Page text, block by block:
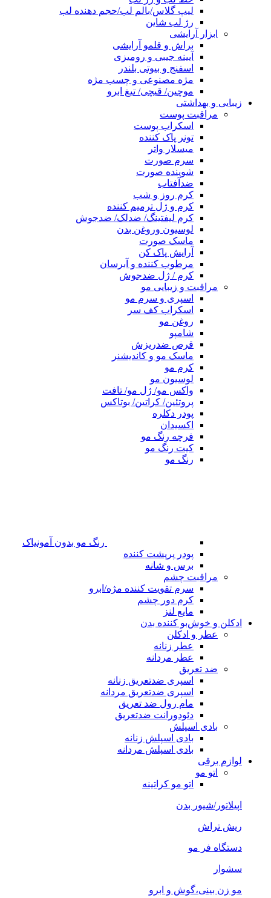
لیپ گلاس/بالم لب/حجم دهنده لب
رژ لب شاین
ابزار آرایشی
براش و قلمو آرایشی
آیینه جیبی و رومیزی
اسفنج و بیوتی بلندر
مژه مصنوعی و چسب مژه
موچین/ قیچی/ تیغ ابرو
زیبایی و بهداشتی
مراقبت پوست
اسکراب پوست
تونر پاک کننده
میسلار واتر
سرم صورت
شوینده صورت
ضدآفتاب
کرم روز و شب
کرم و ژل ترمیم کننده
کرم لیفتینگ/ ضدلک/ ضدجوش
لوسیون وروغن بدن
ماسک صورت
آرایش پاک کن
مرطوب کننده و آبرسان
کرم / ژل ضدجوش
مراقبت و زیبایی مو
اسپری و سرم مو
اسکراب کف سر
روغن مو
شامپو
قرص ضدریزش
ماسک مو و کاندیشنر
کرم مو
لوسیون مو
واکس مو/ ژل مو/ تافت
پروتئین/ کراتین/ بوتاکس
پودر دکلره
اکسیدان
فرچه رنگ مو
کیت رنگ مو
رنگ مو
رنگ مو بدون آمونیاک
پودر پرپشت کننده
برس و شانه
مراقبت چشم
سرم تقویت کننده مژه/ابرو
کرم دور چشم
مایع لنز
ادکلن و خوش‌بو کننده بدن
عطر و ادکلن
عطر زنانه
عطر مردانه
ضد تعریق
اسپری ضدتعریق زنانه
اسپری ضدتعریق مردانه
مام رول ضد تعریق
دئودورانت ضدتعریق
بادی اسپلش
بادی اسپلش زنانه
بادی اسپلش مردانه
لوازم برقی
اتو مو
اتو مو کراتینه
اپیلاتور/شیور بدن
ریش تراش
دستگاه فر مو
سشوار
مو زن بینی،گوش و ابرو